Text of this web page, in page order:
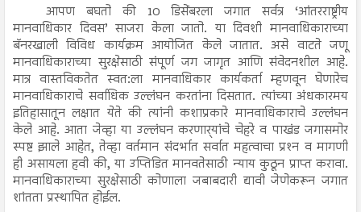
आपण बघतो की 10 डिसेंबरला जगात सर्वत्र ‘आंतरराष्ट्रीय
मानवाधिकार दिवस’ साजरा केला जातो. या दिवशी मानवाधिकाराच्या
बॅनरखाली विविध कार्यक्रम आयोजित केले जातात. असे वाटते जणू
मानवाधिकाराच्या सुरक्षेसाठी संपूर्ण जग जागृत आणि संवेदनशील आहे.
मात्र वास्तविकतेत स्वत:ला मानवाधिकार कार्यकर्ता म्हणवून घेणारेच
मानवाधिकाराचे सर्वाधिक उल्लंघन करतांना दिसतात. त्यांच्या अंधकारमय
इतिहासातून लक्षात येते की त्यांनी कशाप्रकारे मानवाधिकाराचे उल्लंघन
केले आहे. आता जेव्हा या उल्लंघन करणार्‍यांचे चेहरे व पाखंड जगासमोर
स्पष्ट झाले आहेत, तेव्हा वर्तमान संदर्भात सर्वात महत्वाचा प्रश्‍न व मागणी
ही असायला हवी की, या उप्तिडित मानवतेसाठी न्याय कुठून प्राप्त करावा.
मानवाधिकाराच्या सुरक्षेसाठी कोणाला जबाबदारी द्यावी जेणेकरून जगात
शांतता प्रस्थापित होईल.